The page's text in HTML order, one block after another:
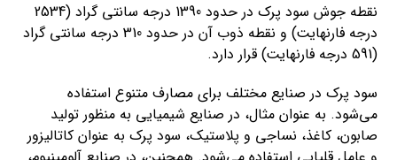
نقطه جوش سود پرک در حدود 1390 درجه سانتی گراد (2534
درجه فارنهایت) و نقطه ذوب آن در حدود 310 درجه سانتی گراد
(591 درجه فارنهایت) قرار دارد.
سود پرک در صنایع مختلف برای مصارف متنوع استفاده
می‌شود. به عنوان مثال، در صنایع شیمیایی به منظور تولید
صابون، کاغذ، نساجی و پلاستیک، سود پرک به عنوان کاتالیزور